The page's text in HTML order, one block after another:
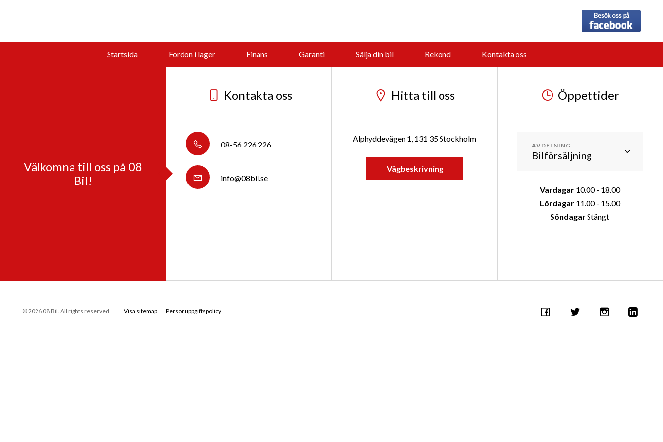
Startsida Fordon i lager Finans Garanti Sälja din bil Rekond Kontakta oss
Välkomna till oss på 08
Bil!
Kontakta oss
08-56 226 226
info@08bil.se
Hitta till oss
Alphyddevägen 1, 131 35 Stockholm
Vägbeskrivning
Öppettider
AVDELNING
Vardagar10.00 - 18.00
Lördagar11.00 - 15.00
SöndagarStängt
© 2026 08 Bil. All rights reserved. Visa sitemap Personuppgiftspolicy